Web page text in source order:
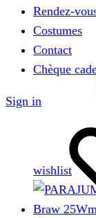
Rendez-
Costumes
Contact
Chèque
Sign in
wishlist